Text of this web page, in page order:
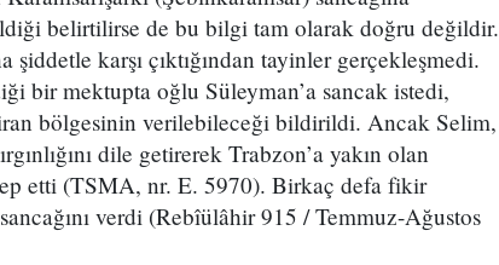
belirtilirse de bu bilgi tam olarak doğru değildir.
karşı çıktığından tayinler gerçekleşmedi.
bir mektupta oğlu Süleyman’a sancak istedi,
bölgesinin verilebileceği bildirildi. Ancak Selim,
dile getirerek Trabzon’a yakın olan
etti (TSMA, nr. E. 5970). Birkaç defa fikir
verdi (Rebîülâhir 915 / Temmuz-Ağustos